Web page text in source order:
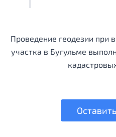
Проведение геодезии при
участка в Бугульме